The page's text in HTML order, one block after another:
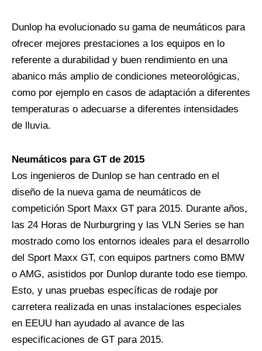
Dunlop ha evolucionado su gama de neumáticos para
ofrecer mejores prestaciones a los equipos en lo
referente a durabilidad y buen rendimiento en una
abanico más amplio de condiciones meteorológicas,
como por ejemplo en casos de adaptación a diferentes
temperaturas o adecuarse a diferentes intensidades
de lluvia.
Neumáticos para GT de 2015
Los ingenieros de Dunlop se han centrado en el
diseño de la nueva gama de neumáticos de
competición Sport Maxx GT para 2015. Durante años,
las 24 Horas de Nurburgring y las VLN Series se han
mostrado como los entornos ideales para el desarrollo
del Sport Maxx GT, con equipos partners como BMW
o AMG, asistidos por Dunlop durante todo ese tiempo.
Esto, y unas pruebas específicas de rodaje por
carretera realizada en unas instalaciones especiales
en EEUU han ayudado al avance de las
especificaciones de GT para 2015.